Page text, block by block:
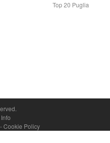
Top 20 Puglia
-Cookie Policy
- Rea n.557643